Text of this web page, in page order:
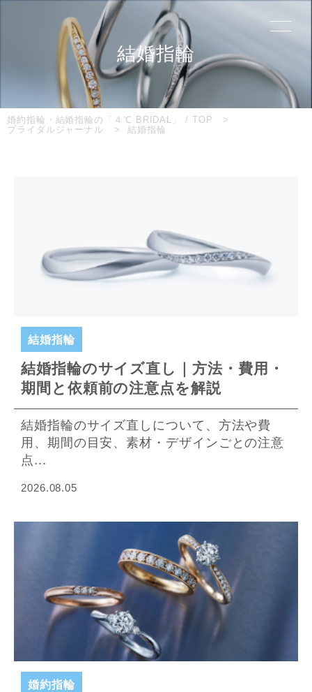
結婚指輪
婚約指輪・結婚指輪の「４℃ BRIDAL」 / TOP
ブライダルジャーナル
結婚指輪
結婚指輪
結婚指輪のサイズ直し｜方法・費用・
期間と依頼前の注意点を解説
結婚指輪のサイズ直しについて、方法や費
用、期間の目安、素材・デザインごとの注意
点...
2026.08.05
婚約指輪